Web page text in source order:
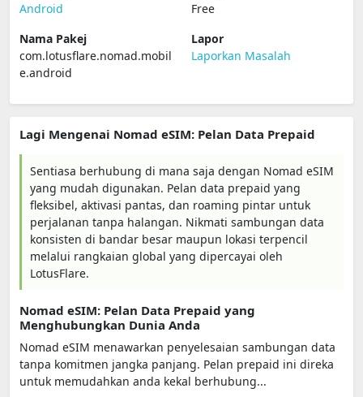
Android
Free
Nama Pakej
com.lotusflare.nomad.mobil
e.android
Lapor
Laporkan Masalah
Lagi Mengenai Nomad eSIM: Pelan Data Prepaid
Sentiasa berhubung di mana saja dengan Nomad eSIM
yang mudah digunakan. Pelan data prepaid yang
fleksibel, aktivasi pantas, dan roaming pintar untuk
perjalanan tanpa halangan. Nikmati sambungan data
konsisten di bandar besar maupun lokasi terpencil
melalui rangkaian global yang dipercayai oleh
LotusFlare.
Nomad eSIM: Pelan Data Prepaid yang
Menghubungkan Dunia Anda
Nomad eSIM menawarkan penyelesaian sambungan data
tanpa komitmen jangka panjang. Pelan prepaid ini direka
untuk memudahkan anda kekal berhubung...